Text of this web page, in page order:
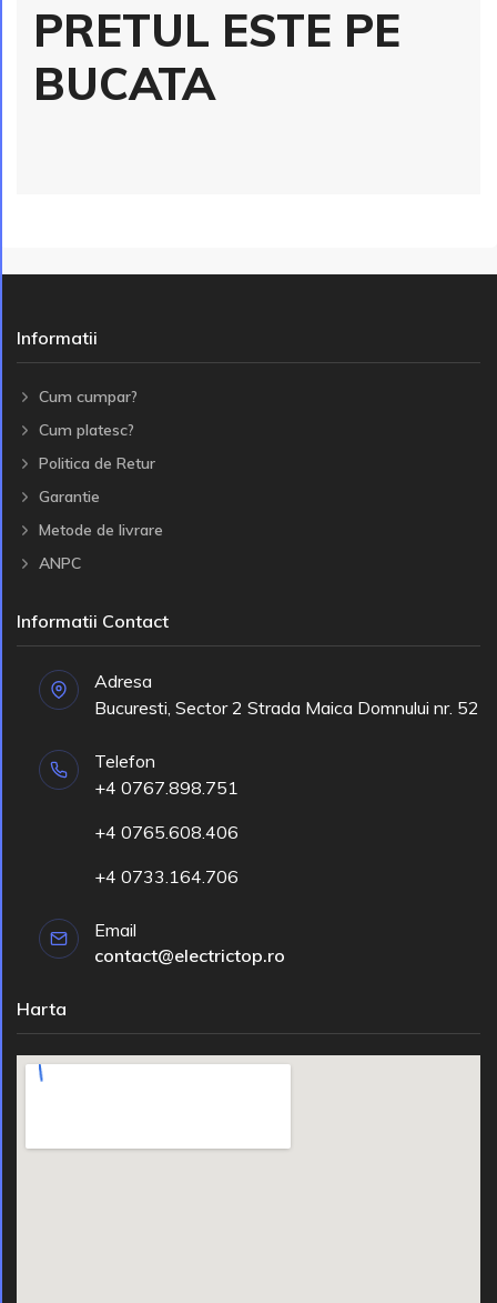
PRETUL ESTE PE
BUCATA
Informatii
Cum cumpar?
Cum platesc?
Politica de Retur
Garantie
Metode de livrare
ANPC
Informatii Contact
Adresa
Bucuresti, Sector 2 Strada Maica Domnului nr. 52
Telefon
+4 0767.898.751
+4 0765.608.406
+4 0733.164.706
Email
contact@electrictop.ro
Harta